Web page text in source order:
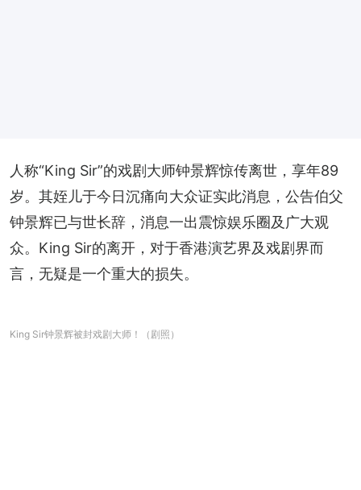
人称“King Sir”的戏剧大师钟景辉惊传离世，享年89
岁。其姪儿于今日沉痛向大众证实此消息，公告伯父
钟景辉已与世长辞，消息一出震惊娱乐圈及广大观
众。King Sir的离开，对于香港演艺界及戏剧界而
言，无疑是一个重大的损失。
King Sir钟景辉被封戏剧大师！（剧照）